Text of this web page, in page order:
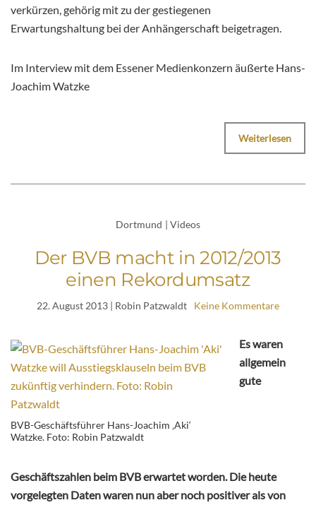
verkürzen, gehörig mit zu der gestiegenen
Erwartungshaltung bei der Anhängerschaft beigetragen.
Im Interview mit dem Essener Medienkonzern äußerte Hans-
Joachim Watzke
Weiterlesen
Dortmund | Videos
Der BVB macht in 2012/2013
einen Rekordumsatz
22. August 2013 | Robin Patzwaldt Keine Kommentare
BVB-Geschäftsführer Hans-Joachim ‚Aki‘
Watzke. Foto: Robin Patzwaldt
Es waren
allgemein
gute
Geschäftszahlen beim BVB erwartet worden. Die heute
vorgelegten Daten waren nun aber noch positiver als von